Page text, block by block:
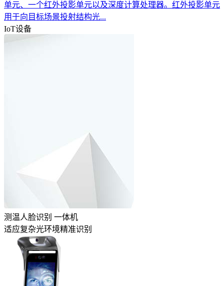
单元、一个红外投影单元以及深度计算处理器。红外投影单元
用于向目标场景投射结构光...
IoT设备
测温人脸识别 一体机
适应复杂光环境精准识别